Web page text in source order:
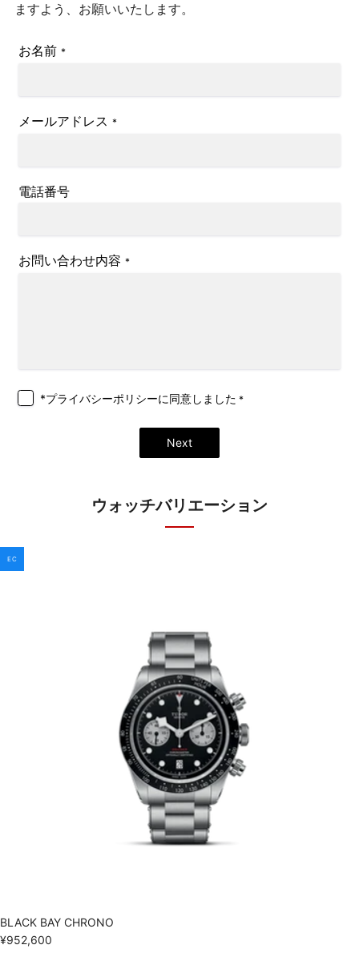
ますよう、お願いいたします。
お名前 *
メールアドレス *
電話番号
お問い合わせ内容 *
*プライバシーポリシーに同意しました *
Next
ウォッチバリエーション
EC
BLACK BAY CHRONO
¥952,600